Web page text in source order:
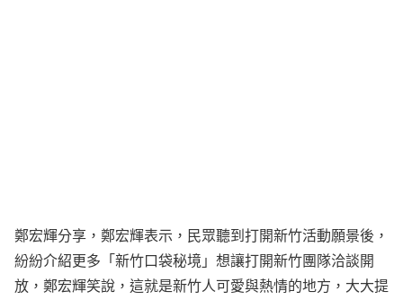
鄭宏輝分享，鄭宏輝表示，民眾聽到打開新竹活動願景後，
紛紛介紹更多「新竹口袋秘境」想讓打開新竹團隊洽談開
放，鄭宏輝笑說，這就是新竹人可愛與熱情的地方，大大提